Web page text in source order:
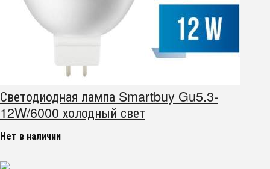
Светодиодная лампа Smartbuy Gu5.3-
12W/6000 холодный свет
Нет в наличии